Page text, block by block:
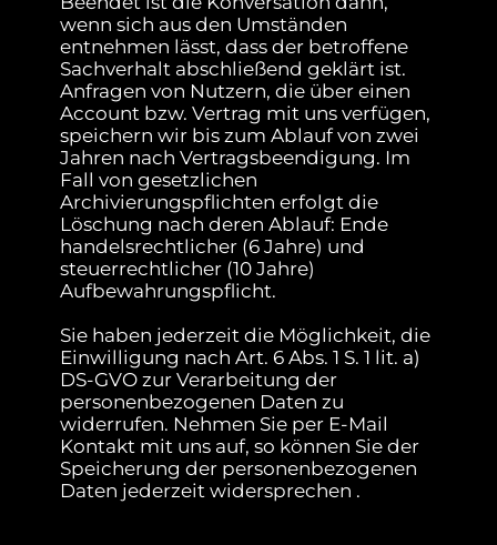
wenn sich aus den Umständen
entnehmen lässt, dass der betroffene
Sachverhalt abschließend geklärt ist.
Anfragen von Nutzern, die über einen
Account bzw. Vertrag mit uns verfügen,
speichern wir bis zum Ablauf von zwei
Jahren nach Vertragsbeendigung. Im
Fall von gesetzlichen
Archivierungspflichten erfolgt die
Löschung nach deren Ablauf: Ende
handelsrechtlicher (6 Jahre) und
steuerrechtlicher (10 Jahre)
Aufbewahrungspflicht.
Sie haben jederzeit die Möglichkeit, die
Einwilligung nach Art. 6 Abs. 1 S. 1 lit. a)
DS-GVO zur Verarbeitung der
personenbezogenen Daten zu
widerrufen. Nehmen Sie per E-Mail
Kontakt mit uns auf, so können Sie der
Speicherung der personenbezogenen
Daten jederzeit widersprechen .